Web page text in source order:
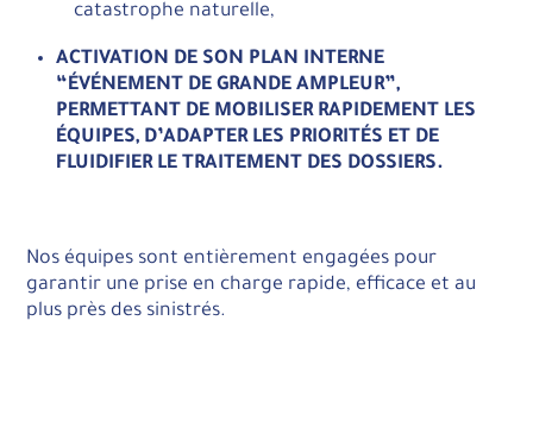
catastrophe naturelle,
ACTIVATION DE SON PLAN INTERNE
“ÉVÉNEMENT DE GRANDE AMPLEUR”,
PERMETTANT DE MOBILISER RAPIDEMENT LES
ÉQUIPES, D’ADAPTER LES PRIORITÉS ET DE
FLUIDIFIER LE TRAITEMENT DES DOSSIERS.
Nos équipes sont entièrement engagées pour
garantir une prise en charge rapide, efficace et au
plus près des sinistrés.